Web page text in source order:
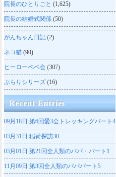
院長のひとりごと (1,625)
院長の結婚式関係 (50)
がんちゃん日記 (2)
ネコ猫 (90)
ヒーローペペ会 (307)
ぶらりシリーズ (16)
Recent Entries
09月18日 第6回愛3会トレッキングパート4
03月31日 稲荷探訪38
03月01日 第21回全人類のパパ・パート1
11月09日 第3回全人類のパパパート5